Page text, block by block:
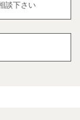
談下さい